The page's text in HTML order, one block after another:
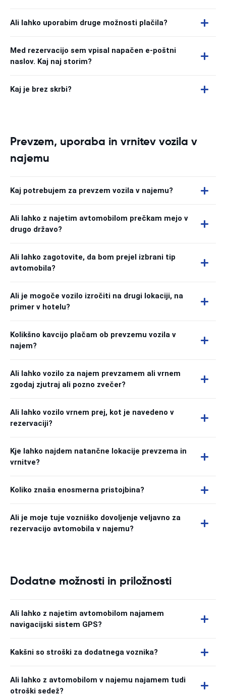
Ali lahko uporabim druge možnosti plačila?
Med rezervacijo sem vpisal napačen e-poštni
naslov. Kaj naj storim?
Kaj je brez skrbi?
Prevzem, uporaba in vrnitev vozila v
najemu
Kaj potrebujem za prevzem vozila v najemu?
Ali lahko z najetim avtomobilom prečkam mejo v
drugo državo?
Ali lahko zagotovite, da bom prejel izbrani tip
avtomobila?
Ali je mogoče vozilo izročiti na drugi lokaciji, na
primer v hotelu?
Kolikšno kavcijo plačam ob prevzemu vozila v
najem?
Ali lahko vozilo za najem prevzamem ali vrnem
zgodaj zjutraj ali pozno zvečer?
Ali lahko vozilo vrnem prej, kot je navedeno v
rezervaciji?
Kje lahko najdem natančne lokacije prevzema in
vrnitve?
Koliko znaša enosmerna pristojbina?
Ali je moje tuje vozniško dovoljenje veljavno za
rezervacijo avtomobila v najemu?
Dodatne možnosti in priložnosti
Ali lahko z najetim avtomobilom najamem
navigacijski sistem GPS?
Kakšni so stroški za dodatnega voznika?
Ali lahko z avtomobilom v najemu najamem tudi
otroški sedež?